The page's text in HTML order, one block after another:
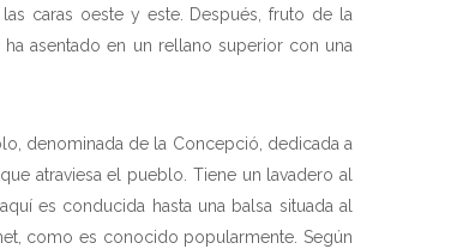
caras oeste y este. Después, fruto de la
asentado en un rellano superior con una
denominada de la Concepció, dedicada a
atraviesa el pueblo. Tiene un lavadero al
es conducida hasta una balsa situada al
como es conocido popularmente. Según